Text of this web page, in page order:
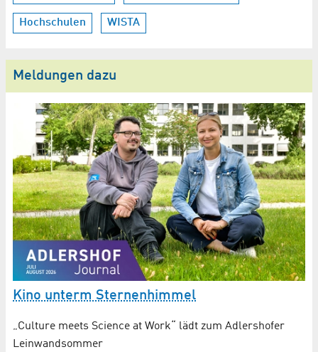
Hochschulen WISTA
Meldungen dazu
Kino unterm Sternenhimmel
„Culture meets Science at Work“ lädt zum Adlershofer
Leinwandsommer